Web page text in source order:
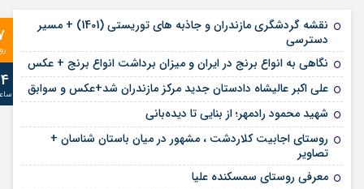
نقشه گردشگری مازندران و جاذبه های توریستی (1401) + مسیر
دسترسی
نگاهی به انواع برنج در ایران و میزان برداشت انواع برنج + عکس
علی‌ اکبر عالیشاه دادستان جدید مرکز مازندران شد+عکس و سوابق
شهید محمود رادمهر؛ از بنایی تا دیده‌بانی
روستای اجابیت کلاردشت ، مشهور در میان باستان شناسان +
تصاویر
معرفی روستای سمسکنده علیا